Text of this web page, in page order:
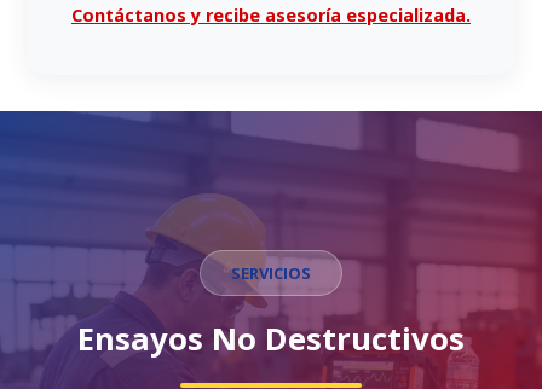
Contáctanos y recibe asesoría especializada.
SERVICIOS
Ensayos No Destructivos